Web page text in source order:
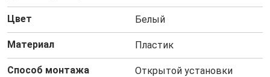
Цвет Белый
Материал Пластик
Способ монтажа Открытой установки